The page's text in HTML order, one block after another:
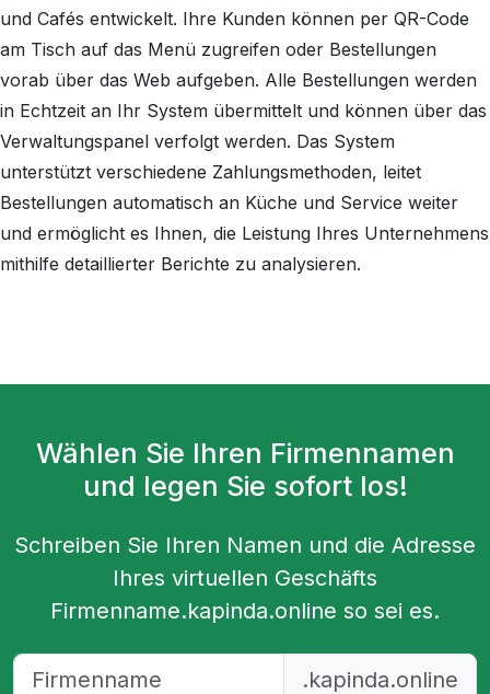
und Cafés entwickelt. Ihre Kunden können per QR-Code
am Tisch auf das Menü zugreifen oder Bestellungen
vorab über das Web aufgeben. Alle Bestellungen werden
in Echtzeit an Ihr System übermittelt und können über das
Verwaltungspanel verfolgt werden. Das System
unterstützt verschiedene Zahlungsmethoden, leitet
Bestellungen automatisch an Küche und Service weiter
und ermöglicht es Ihnen, die Leistung Ihres Unternehmens
mithilfe detaillierter Berichte zu analysieren.
Wählen Sie Ihren Firmennamen
und legen Sie sofort los!
Schreiben Sie Ihren Namen und die Adresse
Ihres virtuellen Geschäfts
Firmenname.kapinda.online so sei es.
.kapinda.online